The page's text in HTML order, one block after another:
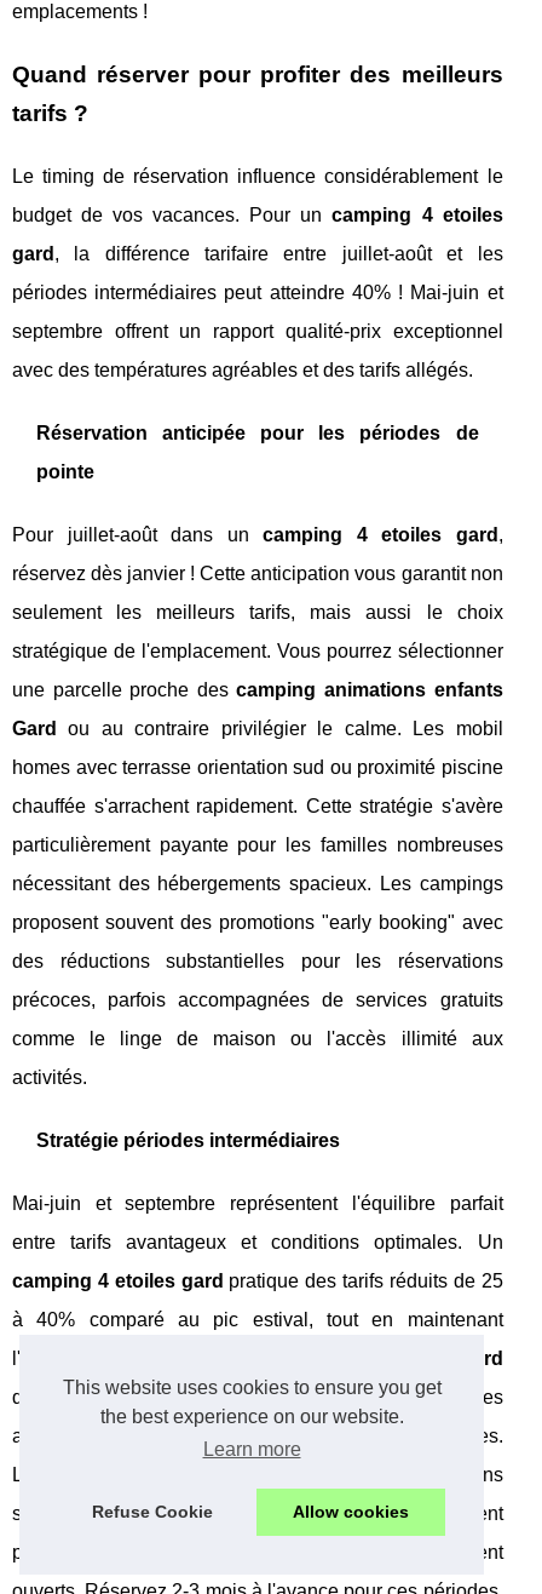
This website uses cookies to ensure you get
the best experience on our website.
Learn more
Refuse Cookie Allow cookies
emplacements !
Quand réserver pour profiter des meilleurs
tarifs ?
Le timing de réservation influence considérablement le
budget de vos vacances. Pour uncamping 4 etoiles
gard , la différence tarifaire entre juillet-août et les
périodes intermédiaires peut atteindre 40% ! Mai-juin et
septembre offrent un rapport qualité-prix exceptionnel
avec des températures agréables et des tarifs allégés.
Réservation anticipée pour les périodes de
pointe
Pour juillet-août dans uncamping 4 etoiles gard ,
réservez dès janvier ! Cette anticipation vous garantit non
seulement les meilleurs tarifs, mais aussi le choix
stratégique de l'emplacement. Vous pourrez sélectionner
une parcelle proche descamping animations enfants
Gard
ou au contraire privilégier le calme. Les mobil
homes avec terrasse orientation sud ou proximité piscine
chauffée s'arrachent rapidement. Cette stratégie s'avère
particulièrement payante pour les familles nombreuses
nécessitant des hébergements spacieux. Les campings
proposent souvent des promotions "early booking" avec
des réductions substantielles pour les réservations
précoces, parfois accompagnées de services gratuits
comme le linge de maison ou l'accès illimité aux
activités.
Stratégie périodes intermédiaires
Mai-juin et septembre représentent l'équilibre parfait
entre tarifs avantageux et conditions optimales. Un
camping 4 etoiles gard pratique des tarifs réduits de 25
à 40% comparé au pic estival, tout en maintenant
l'intégralité des services. Les
vacances famille Gard
durant ces périodes bénéficient d'un climat idéal pour les
activités nautiques sur la Cèze et les visites culturelles.
Le Pont du Gard se visite dans d'excellentes conditions
sans affluence excessive. Les animations fonctionnent
pleinement, les restaurants et commerces locaux restent